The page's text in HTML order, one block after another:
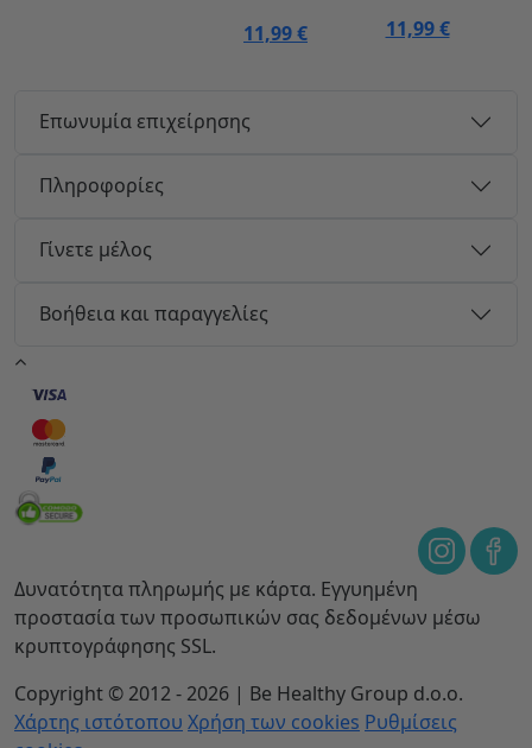
11,99 €
11,99 €
Επωνυμία επιχείρησης
Πληροφορίες
Γίνετε μέλος
Βοήθεια και παραγγελίες
Δυνατότητα πληρωμής με κάρτα. Εγγυημένη
προστασία των προσωπικών σας δεδομένων μέσω
κρυπτογράφησης SSL.
Copyright © 2012 - 2026 | Be Healthy Group d.o.o.
Χάρτης ιστότοπου Χρήση των cookies Ρυθμίσεις